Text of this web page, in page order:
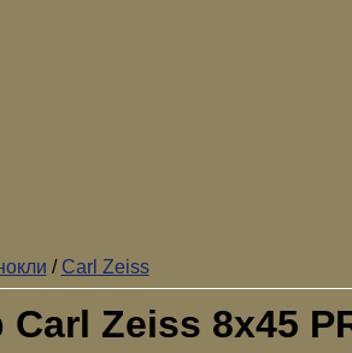
/ Carl Zeiss
Zeiss 8x45